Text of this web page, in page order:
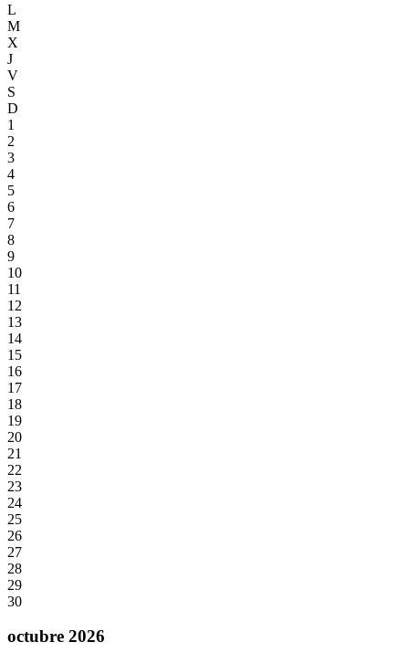
L
M
X
J
V
S
D
1
2
3
4
5
6
7
8
9
10
11
12
13
14
15
16
17
18
19
20
21
22
23
24
25
26
27
28
29
30
octubre 2026